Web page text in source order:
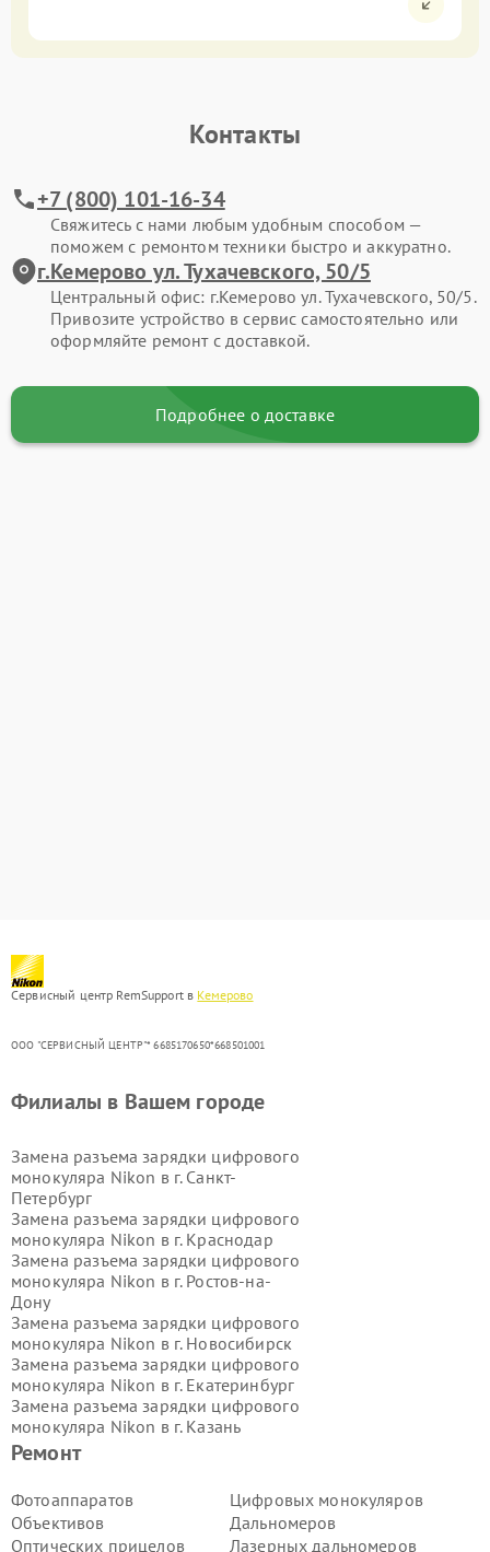
Контакты
+7 (800) 101-16-34
Свяжитесь с нами любым удобным способом —
поможем с ремонтом техники быстро и аккуратно.
г.Кемерово ул. Тухачевского, 50/5
Центральный офис: г.Кемерово ул. Тухачевского, 50/5.
Привозите устройство в сервис самостоятельно или
оформляйте ремонт с доставкой.
Подробнее о доставке
Сервисный центр RemSupport в Кемерово
ООО "СЕРВИСНЫЙ ЦЕНТР"* 6685170650*668501001
Ремонт
Фотоаппаратов
Объективов
Оптических прицелов
Цифровых монокуляров
Дальномеров
Лазерных дальномеров
Филиалы в Вашем городе
Замена разъема зарядки цифрового
монокуляра Nikon в г. Санкт-
Петербург
Замена разъема зарядки цифрового
монокуляра Nikon в г. Краснодар
Замена разъема зарядки цифрового
монокуляра Nikon в г. Ростов-на-
Дону
Замена разъема зарядки цифрового
монокуляра Nikon в г. Новосибирск
Замена разъема зарядки цифрового
монокуляра Nikon в г. Екатеринбург
Замена разъема зарядки цифрового
монокуляра Nikon в г. Казань
Замена разъема зарядки цифрового
Замена разъема зарядки цифрового
монокуляра Nikon в г.
Волгоград
Замена разъема зарядки цифрового